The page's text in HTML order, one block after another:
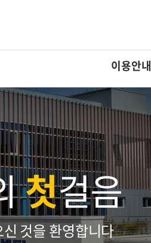
이용안내
첫걸음
것을 환영합니다